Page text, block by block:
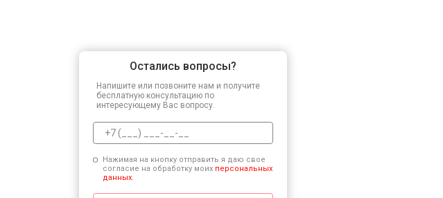
Остались вопросы?
Напишите или позвоните нам и получите
бесплатную консультацию по
интересующему Вас вопросу.
Нажимая на кнопку отправить я даю свое
согласие на обработку моих персональных
данных.